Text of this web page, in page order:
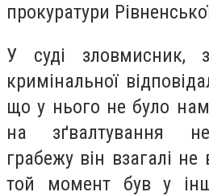
прокуратури
У суді зловмисник,
кримінальної
що у нього не було
на зґвалтування
грабежу він взагалі
той момент був у